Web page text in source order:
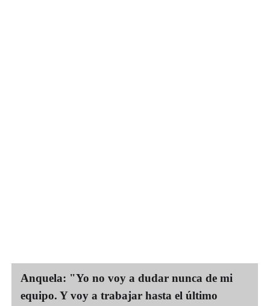
Anquela: "Yo no voy a dudar nunca de mi
equipo. Y voy a trabajar hasta el último